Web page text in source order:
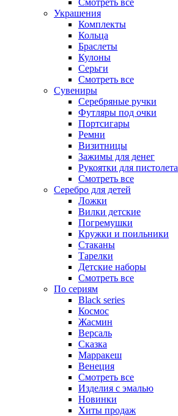
Смотреть все
Украшения
Комплекты
Кольца
Браслеты
Кулоны
Серьги
Смотреть все
Сувениры
Серебряные ручки
Футляры под очки
Портсигары
Ремни
Визитницы
Зажимы для денег
Рукоятки для пистолета
Смотреть все
Серебро для детей
Ложки
Вилки детские
Погремушки
Кружки и поильники
Стаканы
Тарелки
Детские наборы
Смотреть все
По сериям
Black series
Космос
Жасмин
Версаль
Сказка
Марракеш
Венеция
Смотреть все
Изделия с эмалью
Новинки
Хиты продаж